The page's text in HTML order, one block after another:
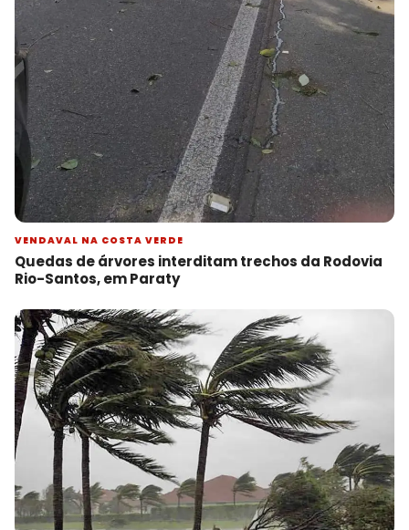
VENDAVAL NA COSTA VERDE
Quedas de árvores interditam trechos da Rodovia
Rio-Santos, em Paraty